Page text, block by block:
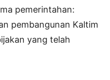
pemerintahan:
pembangunan Kaltim
yang telah